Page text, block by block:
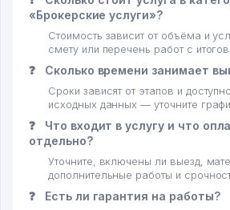
«Брокерские услуги»?
Стоимость зависит от объёма и
смету или перечень работ с
❓ Сколько времени занимает
Сроки зависят от этапов и
исходных данных — уточните
❓
Что входит в услугу и что
отдельно?
Уточните, включены ли выезд,
дополнительные работы и
❓ Есть ли гарантия на работы?